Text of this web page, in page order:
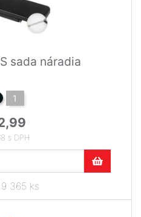
sada náradia
1
s DPH
365 ks